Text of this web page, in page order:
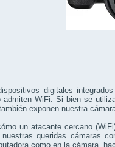
digitales
admiten WiFi. Si bien se
exponen nuestra
un atacante cercano
queridas cámaras
como en la cámara,